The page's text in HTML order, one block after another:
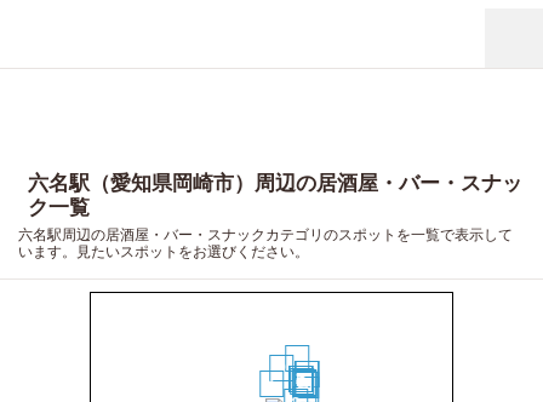
六名駅（愛知県岡崎市）周辺の居酒屋・バー・スナッ
ク一覧
六名駅周辺の居酒屋・バー・スナックカテゴリのスポットを一覧で表示して
います。見たいスポットをお選びください。
1
2 4
5
6
7
89
10
11
12
14
15
16
17
18
19